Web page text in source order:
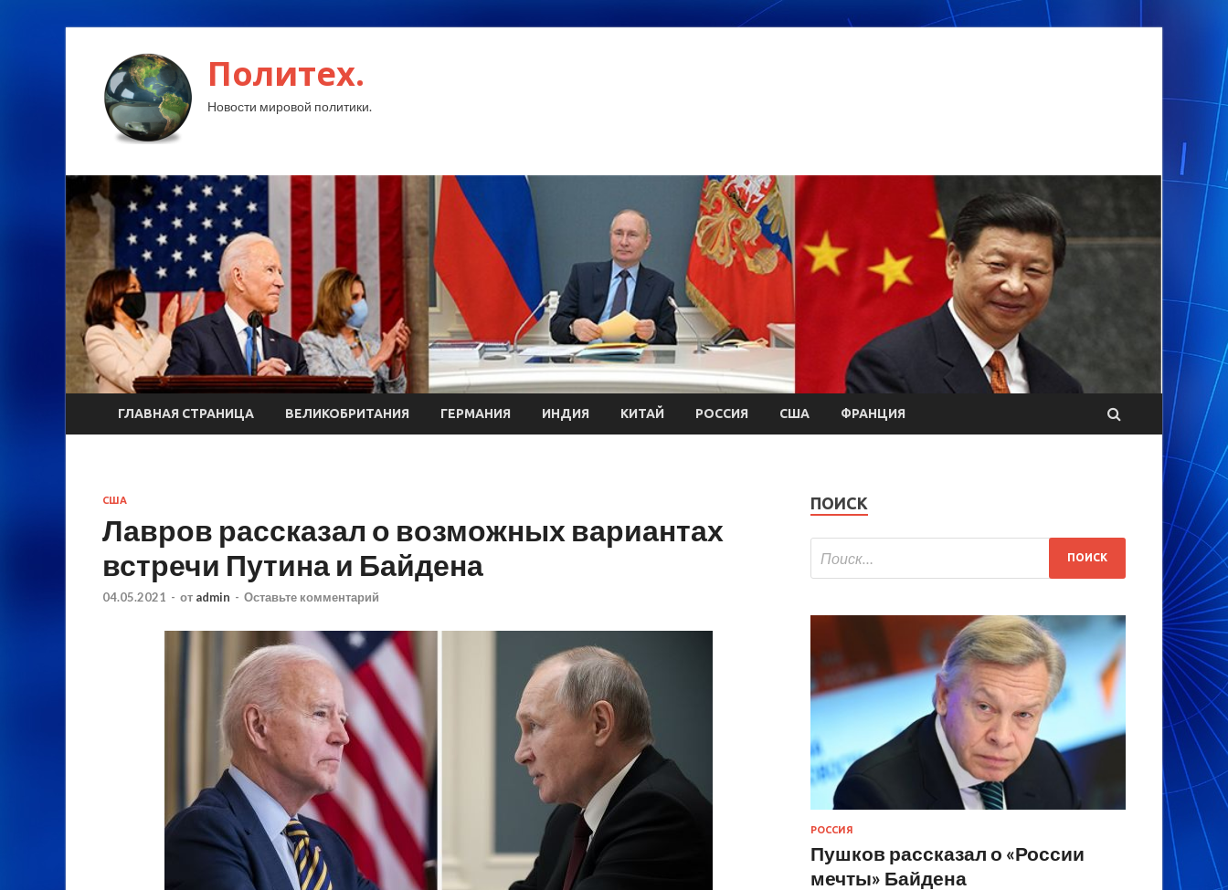
Политех.
Новости мировой политики.
ГЛАВНАЯ СТРАНИЦА ВЕЛИКОБРИТАНИЯ ГЕРМАНИЯ ИНДИЯ КИТАЙ РОССИЯ США ФРАНЦИЯ
США
Лавров рассказал о возможных вариантах
встречи Путина и Байдена
04.05.2021 - от admin - Оставьте комментарий
ПОИСК
РОССИЯ
Пушков рассказал о «России
мечты» Байдена